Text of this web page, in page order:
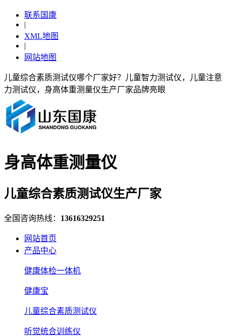
联系国康
|
XML地图
|
网站地图
儿童综合素质测试仪哪个厂家好？儿童智力测试仪，儿童注意
力测试仪，身高体重测量仪生产厂家品牌亮眼
身高体重测量仪
儿童综合素质测试仪生产厂家
全国咨询热线： 13616329251
网站首页
产品中心
健康体检一体机
健康宝
儿童综合素质测试仪
听觉统合训练仪